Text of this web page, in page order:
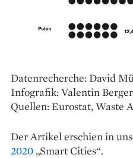
Datenrecherche: David
Infografik: Valentin Berger
Quellen: Eurostat, Waste
Der Artikel erschien in
2020 „Smart Cities“.